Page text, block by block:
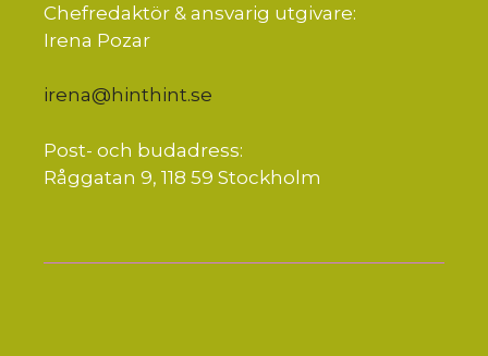
Chefredaktör & ansvarig utgivare:
Irena Pozar
irena@hinthint.se
Post- och budadress:
Råggatan 9, 118 59 Stockholm